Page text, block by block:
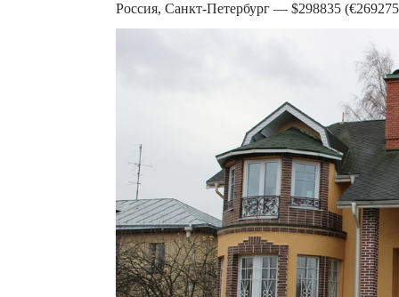
Россия, Санкт-Петербург — $298835